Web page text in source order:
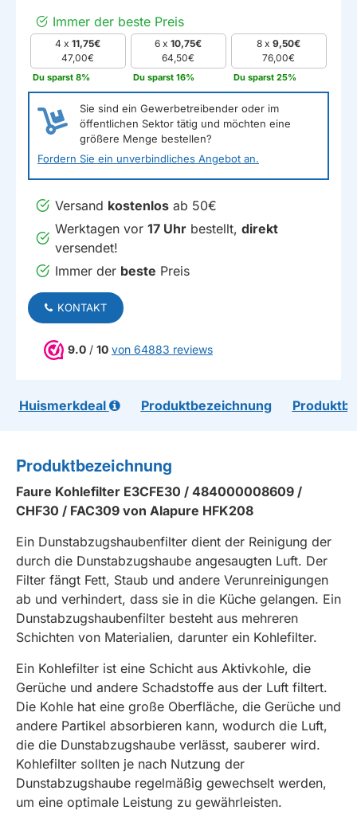
Immer der beste Preis
4 x11,75€
47,00€
Du sparst 8%
6 x10,75€
64,50€
Du sparst 16%
8 x9,50€
76,00€
Du sparst 25%
Sie sind ein Gewerbetreibender oder im
öffentlichen Sektor tätig und möchten eine
größere Menge bestellen?
Fordern Sie ein unverbindliches Angebot an.
Versand kostenlos ab 50€
Werktagen vor 17 Uhr bestellt, direkt
versendet!
Immer der beste Preis
KONTAKT
9.0 / 10 von 64883 reviews
Huismerkdeal Produktbezeichnung
Produktbezeichnung
Faure Kohlefilter E3CFE30 / 484000008609 /
CHF30 / FAC309 von Alapure HFK208
Ein Dunstabzugshaubenfilter dient der Reinigung der
durch die Dunstabzugshaube angesaugten Luft. Der
Filter fängt Fett, Staub und andere Verunreinigungen
ab und verhindert, dass sie in die Küche gelangen. Ein
Dunstabzugshaubenfilter besteht aus mehreren
Schichten von Materialien, darunter ein Kohlefilter.
Ein Kohlefilter ist eine Schicht aus Aktivkohle, die
Gerüche und andere Schadstoffe aus der Luft filtert.
Die Kohle hat eine große Oberfläche, die Gerüche und
andere Partikel absorbieren kann, wodurch die Luft,
die die Dunstabzugshaube verlässt, sauberer wird.
Kohlefilter sollten je nach Nutzung der
Dunstabzugshaube regelmäßig gewechselt werden,
um eine optimale Leistung zu gewährleisten.